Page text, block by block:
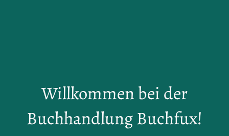
Willkommen bei der
Buchhandlung Buchfux!